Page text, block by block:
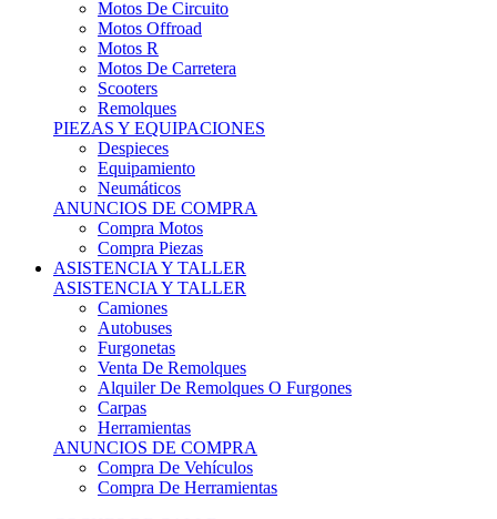
Motos R
Motos De Carretera
Scooters
Remolques
PIEZAS Y EQUIPACIONES
Despieces
Equipamiento
Neumáticos
ANUNCIOS DE COMPRA
Compra Motos
Compra Piezas
ASISTENCIA Y TALLER
ASISTENCIA Y TALLER
Camiones
Autobuses
Furgonetas
Venta De Remolques
Alquiler De Remolques O Furgones
Carpas
Herramientas
ANUNCIOS DE COMPRA
Compra De Vehículos
Compra De Herramientas
COCHES DE CALLE